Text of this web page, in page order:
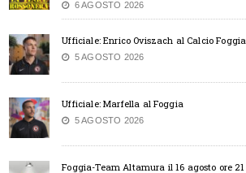
6 AGOSTO 2026
Ufficiale: Enrico Oviszach al Calcio Foggia
5 AGOSTO 2026
Ufficiale: Marfella al Foggia
5 AGOSTO 2026
Foggia-Team Altamura il 16 agosto ore 21